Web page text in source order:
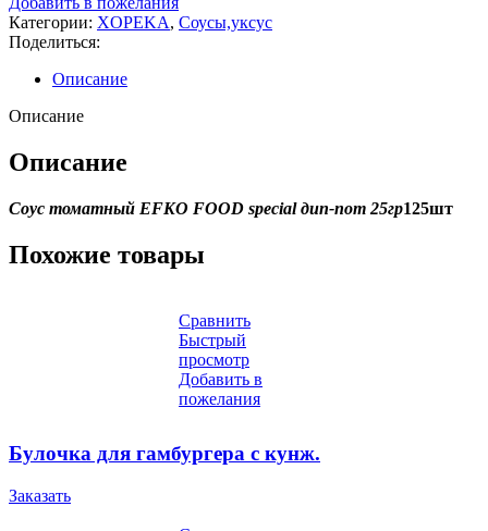
Категории: XOPEKA, Соусы,уксус
Поделиться:
Описание
Описание
Описание
Соус томатный EFKO FOOD special дип-пот 25гр125шт
Похожие товары
Сравнить
Быстрый
просмотр
Добавить в
пожелания
Булочка для гамбургера с кунж.
Заказать